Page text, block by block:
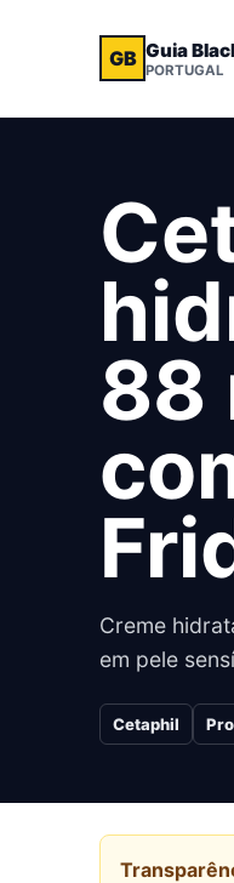
GB Guia
PORTUGAL
88
Creme
em pele
Cetaphil